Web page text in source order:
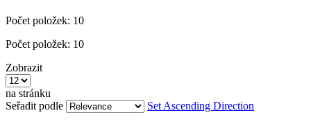
Počet položek: 10
Počet položek: 10
Zobrazit
na stránku
Seřadit podle
Set Ascending Direction